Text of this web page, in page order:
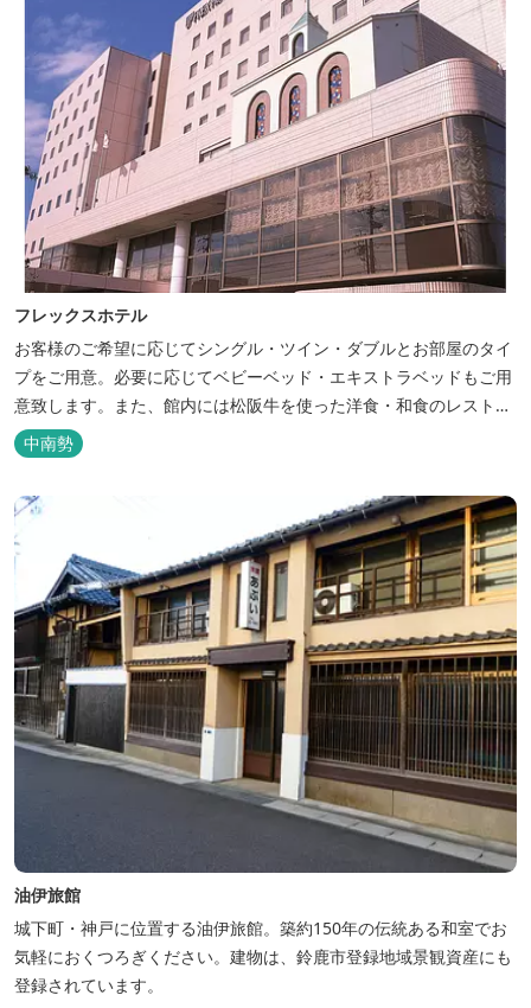
フレックスホテル
お客様のご希望に応じてシングル・ツイン・ダブルとお部屋のタイ
プをご用意。必要に応じてベビーベッド・エキストラベッドもご用
意致します。また、館内には松阪牛を使った洋食・和食のレストラ
ンと喫茶があります。伊勢神宮参拝や、伊勢志摩、東紀州への観光
の拠点にご利用ください。
中南勢
油伊旅館
城下町・神戸に位置する油伊旅館。築約150年の伝統ある和室でお
気軽におくつろぎください。建物は、鈴鹿市登録地域景観資産にも
登録されています。